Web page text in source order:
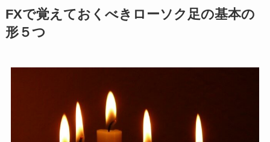
FXで覚えておくべきローソク足の基本の
形５つ